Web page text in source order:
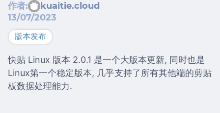
作者:
kuaitie.cloud
13/07/2023
版本发布
快贴 Linux 版本 2.0.1 是一个大版本更新, 同时也是
Linux第一个稳定版本, 几乎支持了所有其他端的剪贴
板数据处理能力.